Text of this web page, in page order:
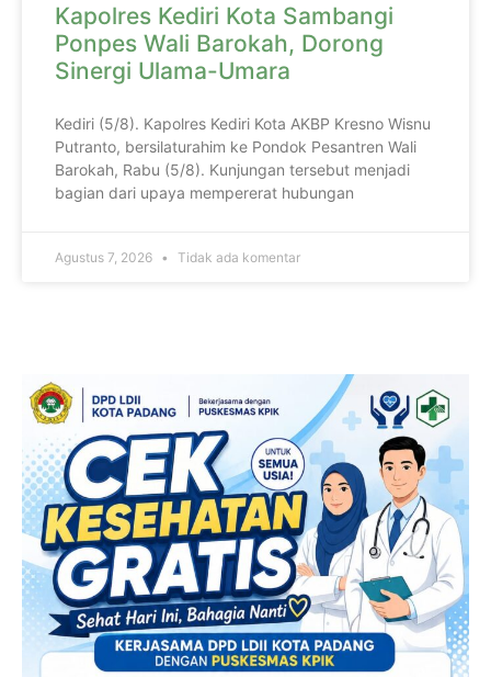
Kapolres Kediri Kota Sambangi
Ponpes Wali Barokah, Dorong
Sinergi Ulama-Umara
Kediri (5/8). Kapolres Kediri Kota AKBP Kresno Wisnu
Putranto, bersilaturahim ke Pondok Pesantren Wali
Barokah, Rabu (5/8). Kunjungan tersebut menjadi
bagian dari upaya mempererat hubungan
Agustus 7, 2026 Tidak ada komentar